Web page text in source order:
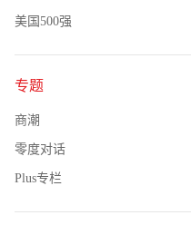
美国500强
专题
商潮
零度对话
Plus专栏